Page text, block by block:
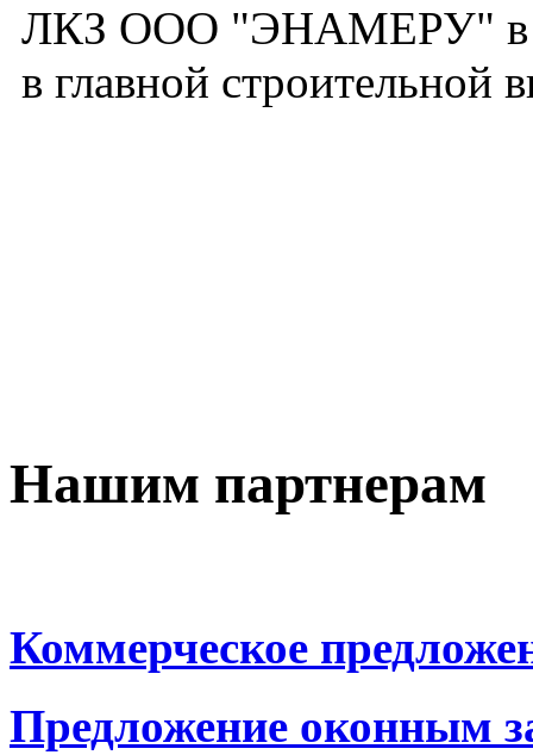
ЛКЗ ООО "ЭНАМЕРУ" в
в главной строительной
Нашим партнерам
Коммерческое
Предложение оконным